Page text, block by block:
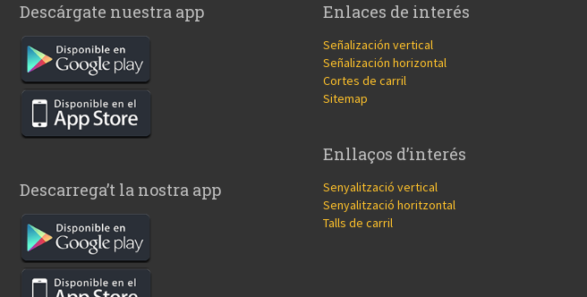
Descárgate nuestra app
Descarrega’t la nostra app
Enlaces de interés
Señalización vertical
Señalización horizontal
Cortes de carril
Sitemap
Enllaços d’interés
Senyalització vertical
Senyalització horitzontal
Talls de carril